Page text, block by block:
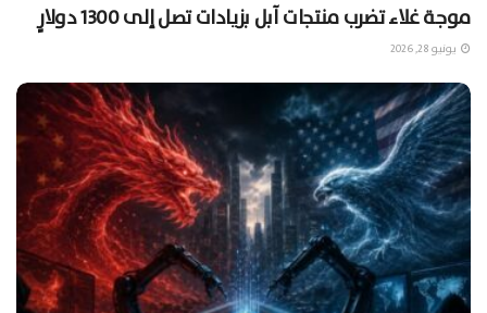
موجة غلاء تضرب منتجات آبل بزيادات تصل إلى 1300 دولارٍ
يونيو 28, 2026